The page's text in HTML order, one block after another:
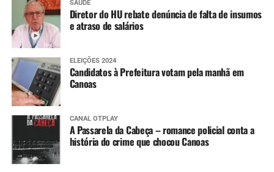
SAÚDE
Diretor do HU rebate denúncia de falta de insumos
e atraso de salários
ELEIÇÕES 2024
Candidatos à Prefeitura votam pela manhã em
Canoas
CANAL OTPLAY
A Passarela da Cabeça – romance policial conta a
história do crime que chocou Canoas